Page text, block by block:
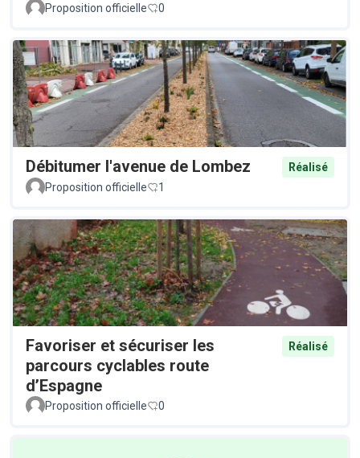
Proposition officielle 0
Débitumer l'avenue de Lombez
Réalisé
Proposition officielle
1
Favoriser et sécuriser les
parcours cyclables route
d’Espagne
Réalisé
Proposition officielle 0